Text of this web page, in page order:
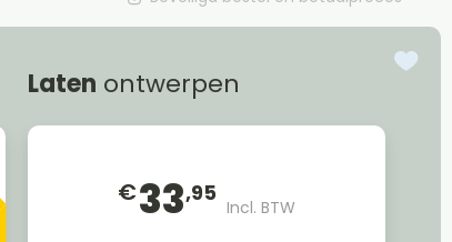
Laten ontwerpen
€33,95
Incl. BTW